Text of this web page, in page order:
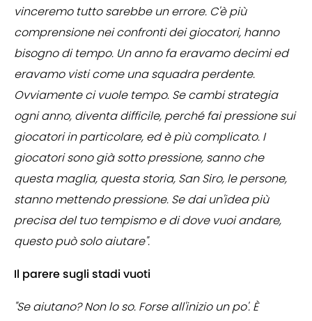
vinceremo tutto sarebbe un errore. C'è più
comprensione nei confronti dei giocatori, hanno
bisogno di tempo. Un anno fa eravamo decimi ed
eravamo visti come una squadra perdente.
Ovviamente ci vuole tempo. Se cambi strategia
ogni anno, diventa difficile, perché fai pressione sui
giocatori in particolare, ed è più complicato. I
giocatori sono già sotto pressione, sanno che
questa maglia, questa storia, San Siro, le persone,
stanno mettendo pressione. Se dai un'idea più
precisa del tuo tempismo e di dove vuoi andare,
questo può solo aiutare".
Il parere sugli stadi vuoti
"Se aiutano? Non lo so. Forse all'inizio un po'. È